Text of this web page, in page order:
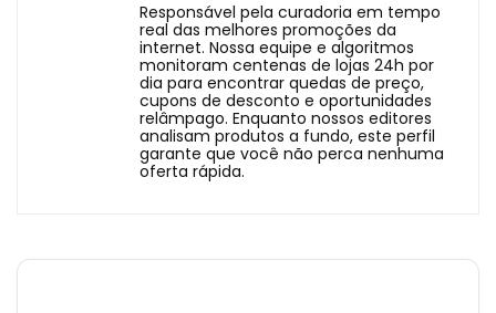
Responsável pela curadoria em tempo
real das melhores promoções da
internet. Nossa equipe e algoritmos
monitoram centenas de lojas 24h por
dia para encontrar quedas de preço,
cupons de desconto e oportunidades
relâmpago. Enquanto nossos editores
analisam produtos a fundo, este perfil
garante que você não perca nenhuma
oferta rápida.